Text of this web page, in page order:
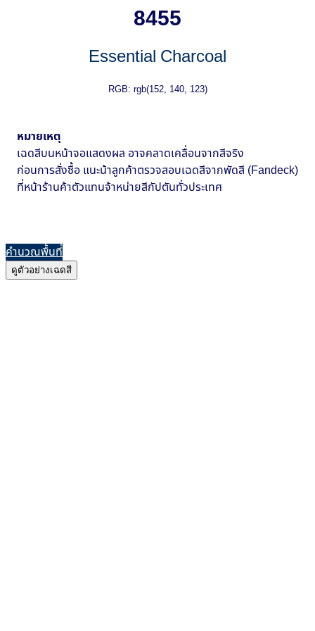
8455
Essential Charcoal
RGB: rgb(152, 140, 123)
หมายเหตุ
เฉดสีบนหน้าจอแสดงผล อาจคลาดเคลื่อนจากสีจริง
ก่อนการสั่งซื้อ แนะน้าลูกค้าตรวจสอบเฉดสีจากพัดสี (Fandeck)
ที่หน้าร้านค้าตัวแทนจ้าหน่ายสีกัปตันทั่วประเทศ
คำนวณพื้นที่
ดูตัวอย่างเฉดสี